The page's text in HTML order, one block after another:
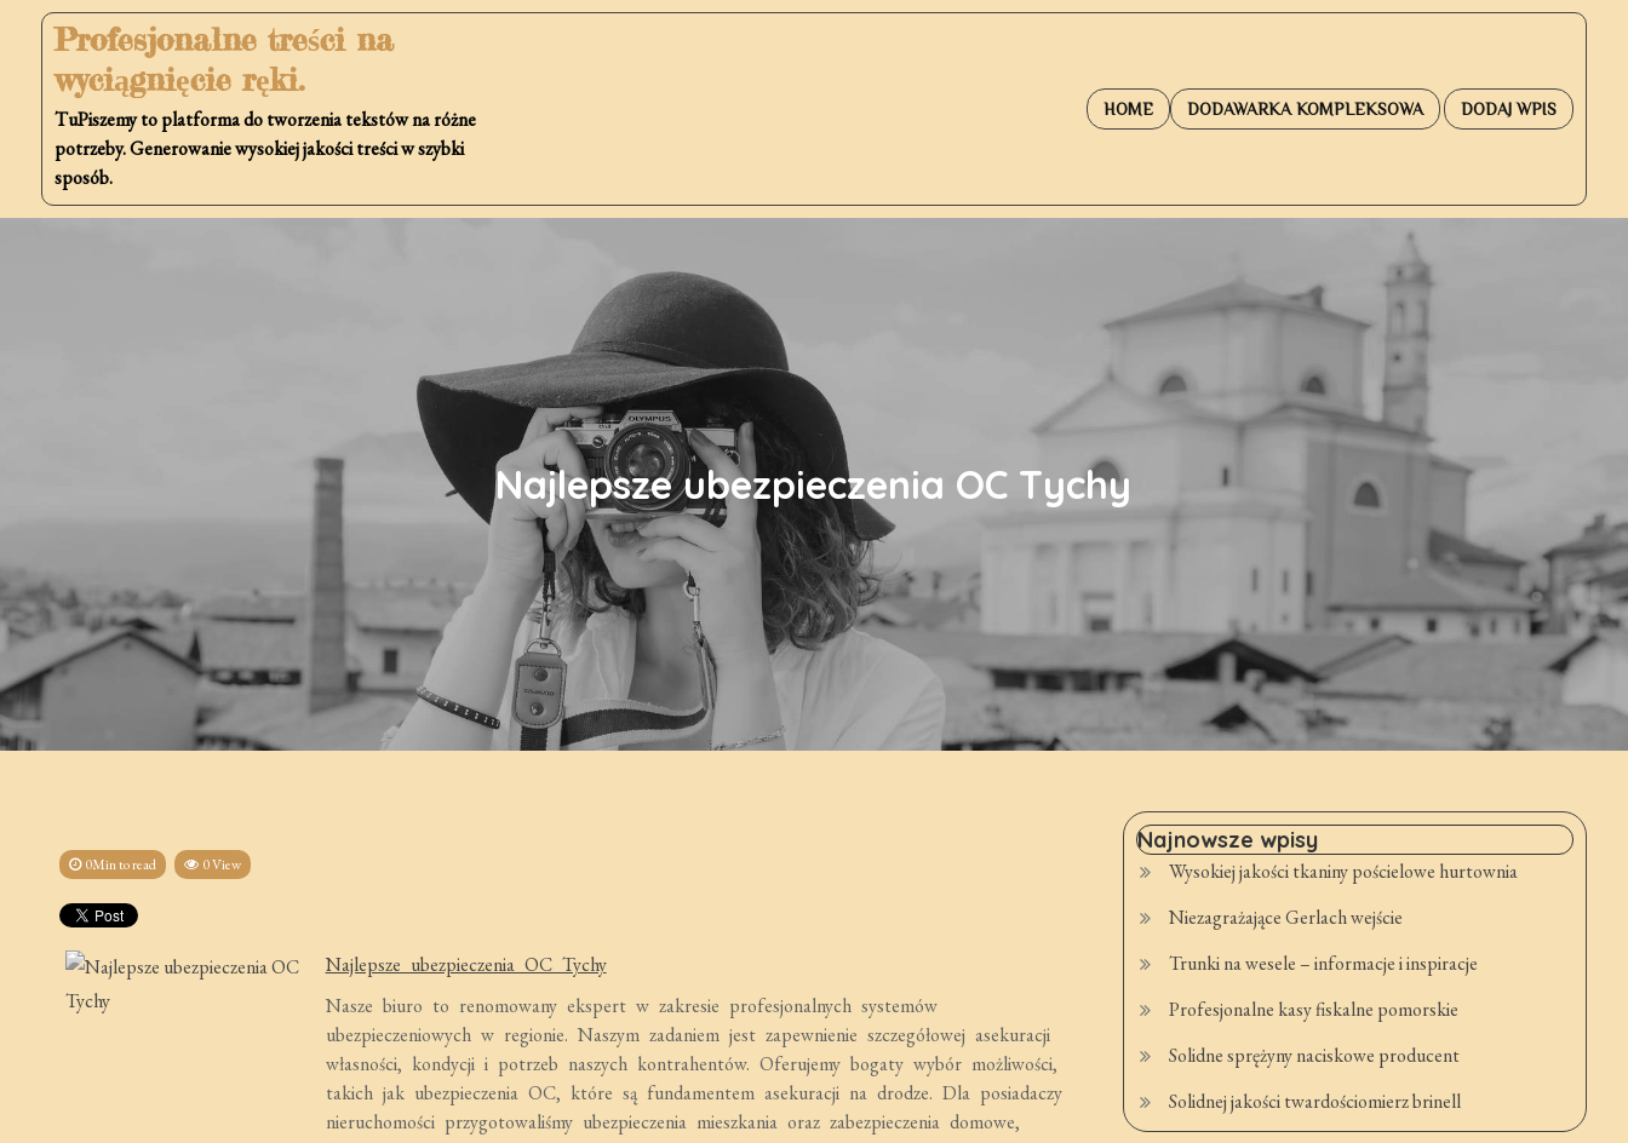
content
Profesjonalne treści na
wyciągnięcie ręki.
TuPiszemy to platforma do tworzenia tekstów na różne
potrzeby. Generowanie wysokiej jakości treści w szybki
sposób.
HOME DODAWARKA KOMPLEKSOWA DODAJ WPIS
Najlepsze ubezpieczenia OC Tychy
0Min to read 0 View
Najlepsze ubezpieczenia OC Tychy
Nasze biuro to renomowany ekspert w zakresie profesjonalnych systemów
ubezpieczeniowych w regionie. Naszym zadaniem jest zapewnienie szczegółowej asekuracji
własności, kondycji i potrzeb naszych kontrahentów. Oferujemy bogaty wybór możliwości,
takich jak ubezpieczenia OC, które są fundamentem asekuracji na drodze. Dla posiadaczy
nieruchomości przygotowaliśmy ubezpieczenia mieszkania oraz zabezpieczenia domowe,
Najnowsze wpisy
Wysokiej jakości tkaniny pościelowe hurtownia
Niezagrażające Gerlach wejście
Trunki na wesele – informacje i inspiracje
Profesjonalne kasy fiskalne pomorskie
Solidne sprężyny naciskowe producent
Solidnej jakości twardościomierz brinell